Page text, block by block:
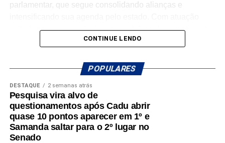
compromisso com o desenvolvimento do Rio Grande do
Norte. Um mandato presente, atuante e comprometido em
parlamentar, que segue consolidando alianças e
voltada para o municipalismo e a defesa de investimentos
para os municípios potiguares, Benes tem reforçado o
desenvolvimento do Rio Grande do Norte.
A mobilização em Macaíba representa mais um passo na
construção de uma campanha que busca ampliar sua
presença em todas as regiões do estado, fortalecendo o
diálogo com a população e reafirmando o compromisso
com o futuro dos potiguares.
CONTINUE LENDO
POPULARES
DESTAQUE 2 semanas atrás
Pesquisa vira alvo de
questionamentos após Cadu abrir
quase 10 pontos aparecer em 1º e
Samanda saltar para o 2º lugar no
Senado